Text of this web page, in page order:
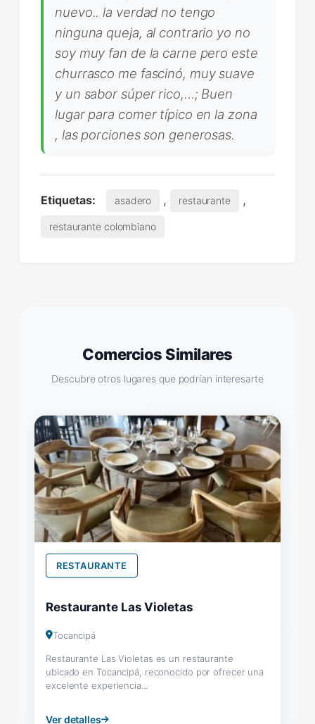
nuevo.. la verdad no tengo
ninguna queja, al contrario yo no
soy muy fan de la carne pero este
churrasco me fascinó, muy suave
y un sabor súper rico,…; Buen
lugar para comer típico en la zona
, las porciones son generosas.
Etiquetas: asadero , restaurante ,
restaurante colombiano
Comercios Similares
Descubre otros lugares que podrían interesarte
RESTAURANTE
Restaurante Las Violetas
Tocancipá
Restaurante Las Violetas es un restaurante
ubicado en Tocancipá, reconocido por ofrecer una
excelente experiencia...
Ver detalles